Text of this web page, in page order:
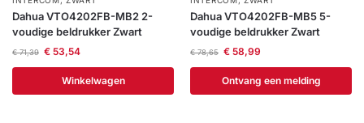
Dahua VTO4202FB-MB2 2-
voudige beldrukker Zwart
€71,39 €53,54
Winkelwagen
Dahua VTO4202FB-MB5 5-
voudige beldrukker Zwart
€78,65 €58,99
Ontvang een melding